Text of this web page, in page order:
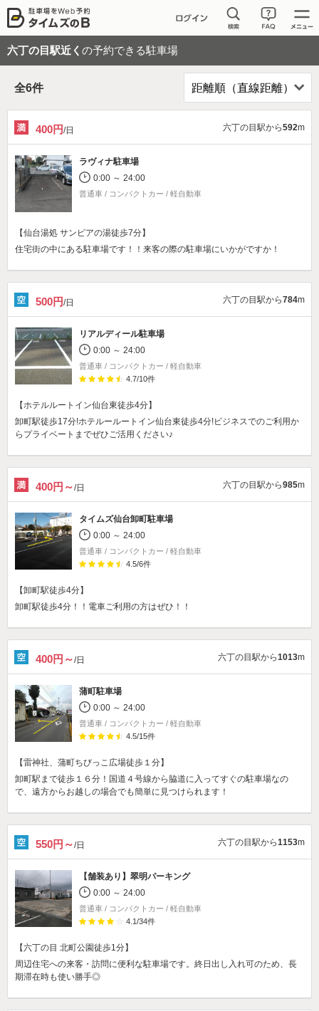
六丁の目駅近く の予約できる駐車場
全6件
400円/日 六丁の目駅から592m
ラヴィナ駐車場
0:00 ～ 24:00
普通車 / コンパクトカー / 軽自動車
【仙台湯処 サンピアの湯徒歩7分】
住宅街の中にある駐車場です！！来客の際の駐車場にいかがですか！
500円/日 六丁の目駅から784m
リアルディール駐車場
0:00 ～ 24:00
普通車 / コンパクトカー / 軽自動車
4.7/10件
【ホテルルートイン仙台東徒歩4分】
卸町駅徒歩17分!ホテルールートイン仙台東徒歩4分!ビジネスでのご利用か
らプライベートまでぜひご活用ください♪
400円～/日 六丁の目駅から985m
タイムズ仙台卸町駐車場
0:00 ～ 24:00
普通車 / コンパクトカー / 軽自動車
4.5/6件
【卸町駅徒歩4分】
卸町駅徒歩4分！！電車ご利用の方はぜひ！！
400円～/日 六丁の目駅から1013m
蒲町駐車場
0:00 ～ 24:00
普通車 / コンパクトカー / 軽自動車
4.5/15件
【雷神社、蒲町ちびっこ広場徒歩１分】
卸町駅まで徒歩１６分！国道４号線から脇道に入ってすぐの駐車場なの
で、遠方からお越しの場合でも簡単に見つけられます！
550円～/日 六丁の目駅から1153m
【舗装あり】 翠明パーキング
0:00 ～ 24:00
普通車 / コンパクトカー / 軽自動車
4.1/34件
【六丁の目 北町公園徒歩1分】
周辺住宅への来客・訪問に便利な駐車場です。終日出し入れ可のため、長
期滞在時も使い勝手◎